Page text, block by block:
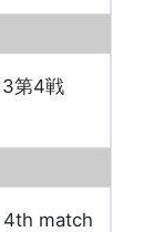
第4戦
4th match